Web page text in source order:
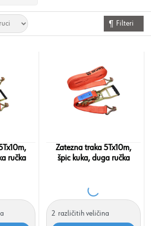
Filteri
ručka
Zatezna traka 5Tx10m,
špic kuka, duga ručka
2 različitih veličina